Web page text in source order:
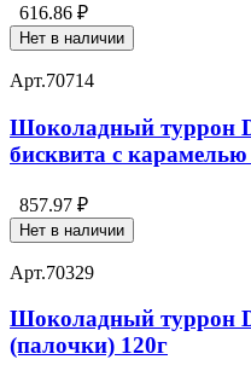
616.86 ₽
Нет в наличии
Арт.70714
Шоколадный туррон
бисквита с карамелью
857.97 ₽
Нет в наличии
Арт.70329
Шоколадный туррон
(палочки) 120г